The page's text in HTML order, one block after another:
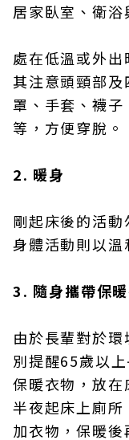
居家臥室、衛浴
處在低溫或外
其注意頭頸部
罩、手套、襪
等，方便穿脫。
2. 暖身
剛起床後的活動
身體活動則以溫
3. 隨身攜帶保
由於長輩對於
別提醒65歲以
保暖衣物，放
半夜起床上廁
加衣物，保暖後